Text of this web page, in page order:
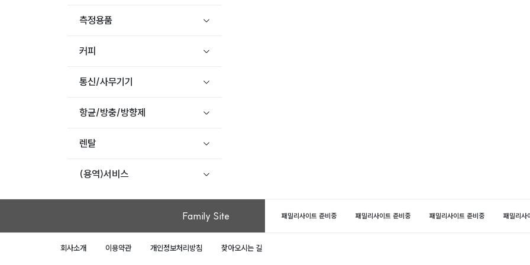
측정용품
커피
통신/사무기기
항균/방충/방향제
렌탈
(용역)서비스
Family Site 패밀리사이트 준비중 패밀리사이트 준비중 패밀리사이트 준비중 패밀리사
회사소개 이용약관 개인정보처리방침 찾아오시는 길